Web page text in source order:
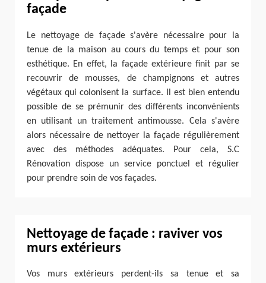
façade
Le nettoyage de façade s'avère nécessaire pour la
tenue de la maison au cours du temps et pour son
esthétique. En effet, la façade extérieure finit par se
recouvrir de mousses, de champignons et autres
végétaux qui colonisent la surface. Il est bien entendu
possible de se prémunir des différents inconvénients
en utilisant un traitement antimousse. Cela s'avère
alors nécessaire de nettoyer la façade régulièrement
avec des méthodes adéquates. Pour cela, S.C
Rénovation dispose un service ponctuel et régulier
pour prendre soin de vos façades.
Nettoyage de façade : raviver vos
murs extérieurs
Vos murs extérieurs perdent-ils sa tenue et sa